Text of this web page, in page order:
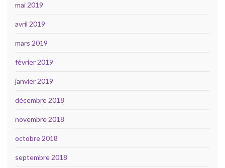
mai 2019
avril 2019
mars 2019
février 2019
janvier 2019
décembre 2018
novembre 2018
octobre 2018
septembre 2018